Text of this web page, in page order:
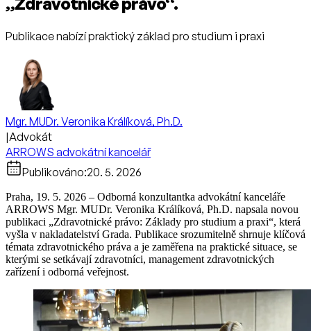
Publikace nabízí praktický základ pro studium i praxi
Mgr. MUDr. Veronika Králíková, Ph.D.
|Advokát
ARROWS advokátní kancelář
Publikováno:20. 5. 2026
Praha, 19. 5. 2026 – Odborná konzultantka advokátní kanceláře
ARROWS Mgr. MUDr. Veronika Králíková, Ph.D. napsala novou
publikaci „Zdravotnické právo: Základy pro studium a praxi“, která
vyšla v nakladatelství Grada. Publikace srozumitelně shrnuje klíčová
témata zdravotnického práva a je zaměřena na praktické situace, se
kterými se setkávají zdravotníci, management zdravotnických
zařízení i odborná veřejnost.